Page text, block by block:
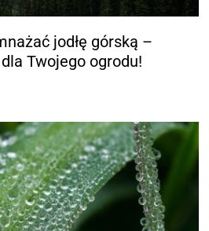
jodłę górską –
Twojego ogrodu!